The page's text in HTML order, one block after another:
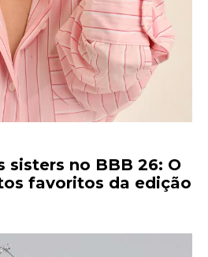
sisters no BBB 26: O
favoritos da edição